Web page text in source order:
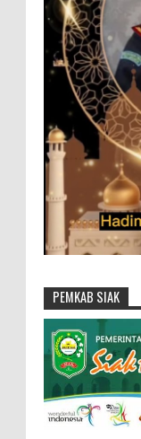
PEMKAB SIAK